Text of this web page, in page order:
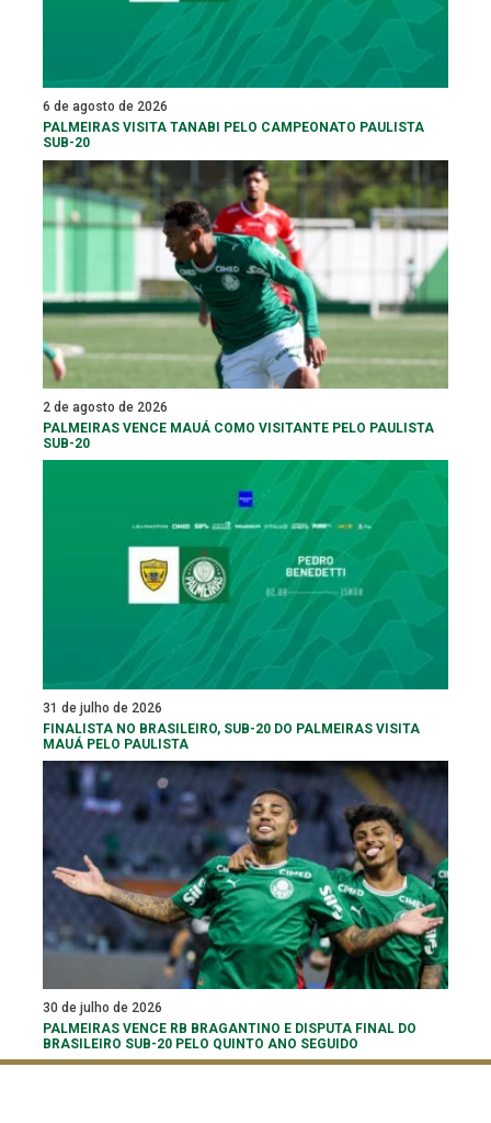
6 de agosto de 2026
PALMEIRAS VISITA TANABI PELO CAMPEONATO PAULISTA
SUB-20
2 de agosto de 2026
PALMEIRAS VENCE MAUÁ COMO VISITANTE PELO PAULISTA
SUB-20
31 de julho de 2026
FINALISTA NO BRASILEIRO, SUB-20 DO PALMEIRAS VISITA
MAUÁ PELO PAULISTA
30 de julho de 2026
PALMEIRAS VENCE RB BRAGANTINO E DISPUTA FINAL DO
BRASILEIRO SUB-20 PELO QUINTO ANO SEGUIDO